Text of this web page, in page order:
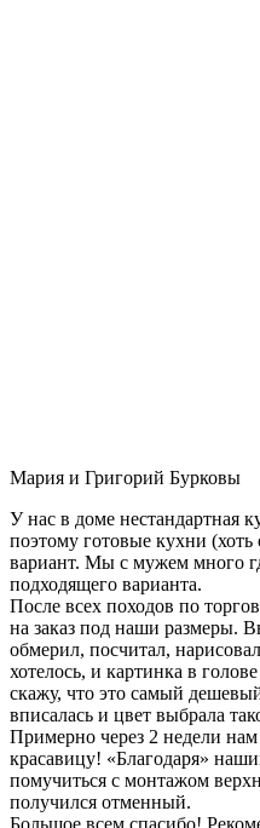
Мария и Григорий Бурковы
У нас в доме нестандартная
поэтому готовые кухни
вариант. Мы с мужем много
подходящего варианта.
После всех походов по
на заказ под наши размеры.
обмерил, посчитал,
хотелось, и картинка в
скажу, что это самый
вписалась и цвет выбрала
Примерно через 2 недели
красавицу! «Благодаря»
помучиться с монтажом
получился отменный.
Большое всем спасибо!